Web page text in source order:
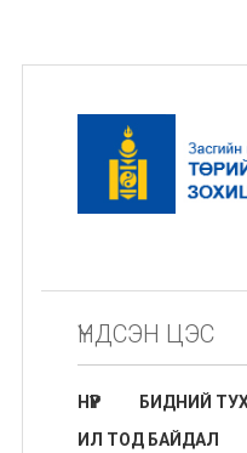
ҮНДСЭН ЦЭС
НҮҮР БИДНИЙ
ИЛ ТОД БАЙДАЛ